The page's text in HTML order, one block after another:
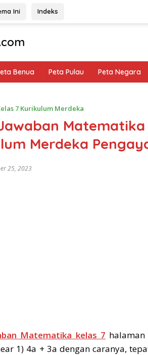
Ini Indeks
Benua Peta Pulau Peta Negara
7 Kurikulum Merdeka
Matematika
Merdeka
25, 2023
Matematika kelas 7
1) 4a + 3a dengan caranya,